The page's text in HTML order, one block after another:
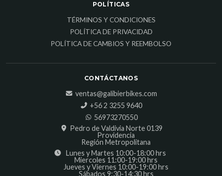
POLÍTICAS
TÉRMINOS Y CONDICIONES
POLÍTICA DE PRIVACIDAD
POLÍTICA DE CAMBIOS Y REEMBOLSO
CONTÁCTANOS
ventas@galibierbikes.com
‎+56 2 3255 9640
56973270550
Pedro de Valdivia Norte 0139
Providencia
Región Metropolitana
Lunes y Martes 10:00-18:00 hrs
Miercoles 11:00-19:00 hrs
Jueves y Viernes 10:00-19:00 hrs
Sábados 9:30-14:30 hrs